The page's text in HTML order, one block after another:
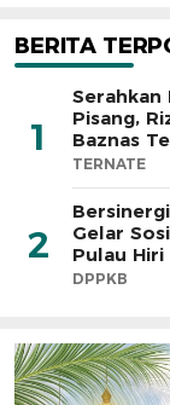
BERITA
1
Serahkan
Pisang,
Baznas
TERNATE
2
Gelar
Pulau Hiri
DPPKB